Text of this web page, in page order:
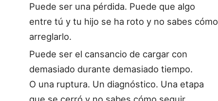
Puede ser una pérdida. Puede que algo
entre tú y tu hijo se ha roto y no sabes cómo
arreglarlo.
Puede ser el cansancio de cargar con
demasiado durante demasiado tiempo.
O una ruptura. Un diagnóstico. Una etapa